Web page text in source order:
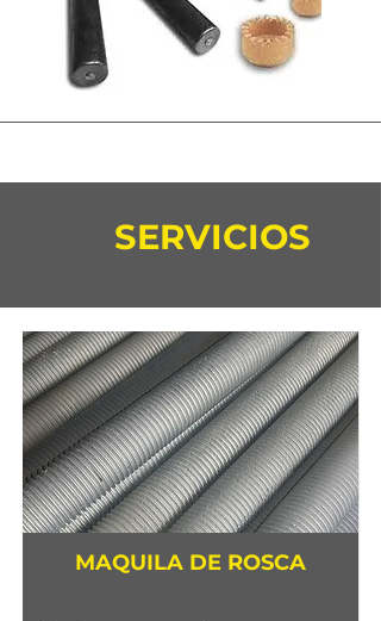
SERVICIOS
MAQUILA DE ROSCA